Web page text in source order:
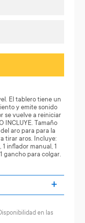
El tablero tiene un
y emite sonido
se vuelve a reiniciar
INCLUYE. Tamaño
aro para para la
tirar aros. Incluye:
inflador manual, 1
gancho para colgar.
en las